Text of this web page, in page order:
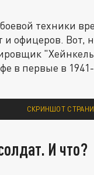
техники
и офицеров. Вот,
в первые в
СКРИНШОТ
И что?